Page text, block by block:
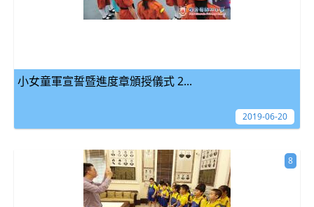
小女童軍宣誓暨進度章頒授儀式 2...
2019-06-20
8